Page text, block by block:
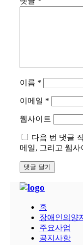
이름 *
이메일 *
웹사이트
다음 번 댓글
메일, 그리고 웹
홈
장애인의양
주요사업
공지사항